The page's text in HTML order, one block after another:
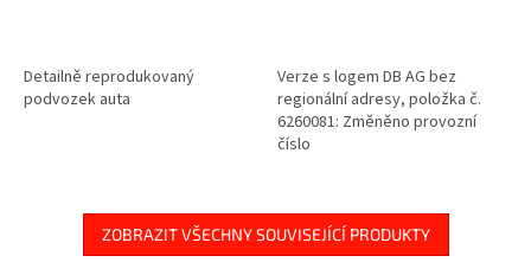
Detailně reprodukovaný
podvozek auta
Verze s logem DB AG bez
regionální adresy, položka č.
6260081: Změněno provozní
číslo
ZOBRAZIT VŠECHNY SOUVISEJÍCÍ PRODUKTY